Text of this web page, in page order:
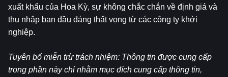
xuất khẩu của Hoa Kỳ, sự không chắc chắn về định giá và
thu nhập ban đầu đáng thất vọng từ các công ty khởi
nghiệp.
Tuyên bố miễn trừ trách nhiệm: Thông tin được cung cấp
trong phần này chỉ nhằm mục đích cung cấp thông tin,